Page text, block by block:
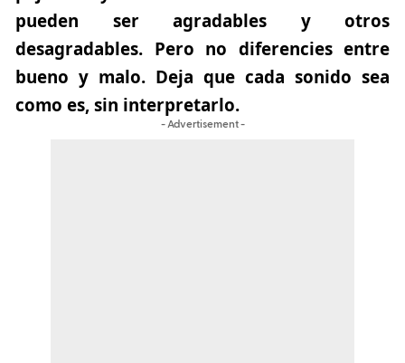
pueden ser agradables y otros
desagradables. Pero no diferencies entre
bueno y malo. Deja que cada sonido sea
como es, sin interpretarlo.
- Advertisement -